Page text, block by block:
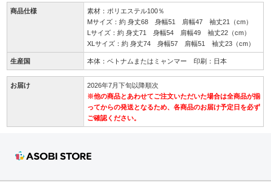
商品仕様
素材：ポリエステル100％
Mサイズ：約 身丈68 身幅51 肩幅47 袖丈21（cm）
Lサイズ：約 身丈71 身幅54 肩幅49 袖丈22（cm）
XLサイズ：約 身丈74 身幅57 肩幅51 袖丈23（cm）
生産国 本体：ベトナムまたはミャンマー 印刷：日本
お届け
2026年7月下旬以降順次
※他の商品とあわせてご注文いただいた場合は全商品が揃
ってからの発送となるため、各商品のお届け予定日を必ず
ご確認ください。